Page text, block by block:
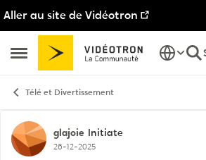
Aller au site de Vidéotron
Ouvrir Menu Latéral
Passer au contenu
Télé et Divertissement
Discussion de
glajoie Initiate
26-12-2025